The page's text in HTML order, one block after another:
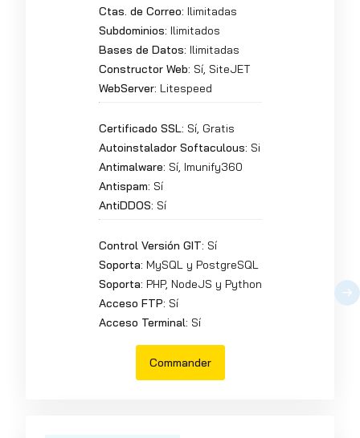
Ctas. de Correo: Ilimitadas
Subdominios: Ilimitados
Bases de Datos: Ilimitadas
Constructor Web: Sí, SiteJET
WebServer: Litespeed
Certificado SSL: Sí, Gratis
Autoinstalador Softaculous: Si
Antimalware: Sí, Imunify360
Antispam: Sí
AntiDDOS: Sí
Control Versión GIT: Sí
Soporta: MySQL y PostgreSQL
Soporta: PHP, NodeJS y Python
Acceso FTP: Sí
Acceso Terminal: Sí
Commander